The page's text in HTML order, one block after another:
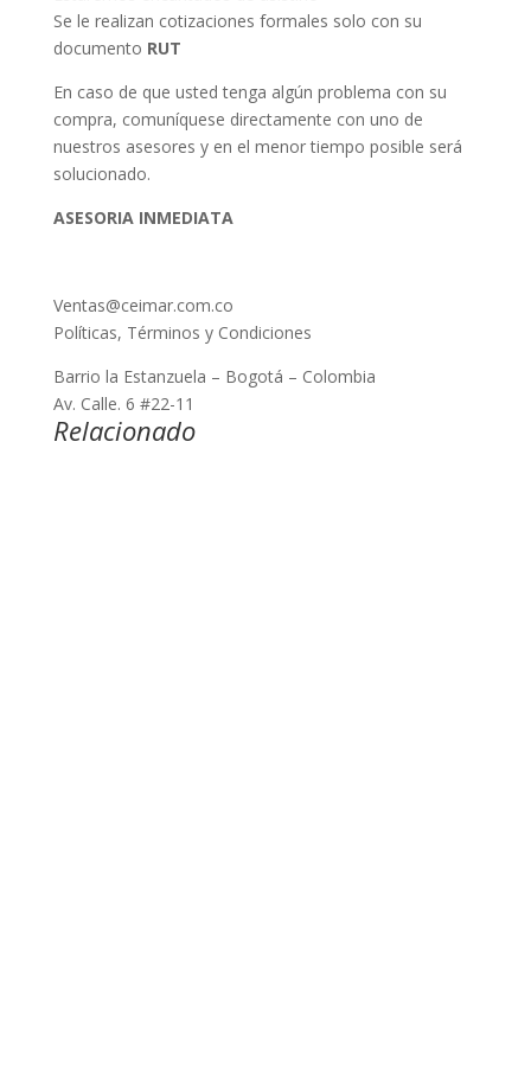
Se le realizan cotizaciones formales solo con su
documento RUT
En caso de que usted tenga algún problema con su
compra, comuníquese directamente con uno de
nuestros asesores y en el menor tiempo posible será
solucionado.
ASESORIA INMEDIATA
Ventas@ceimar.com.co
Políticas, Términos y Condiciones
Barrio la Estanzuela – Bogotá – Colombia
Av. Calle. 6 #22-11
Relacionado